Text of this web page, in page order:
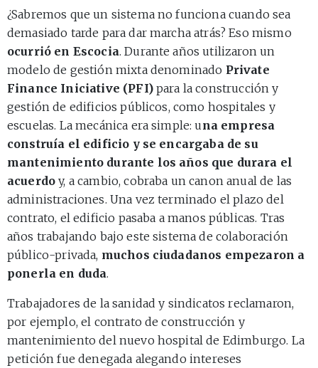
¿Sabremos que un sistema no funciona cuando sea
demasiado tarde para dar marcha atrás? Eso mismo
ocurrió en Escocia. Durante años utilizaron un
modelo de gestión mixta denominado Private
Finance Iniciative (PFI)para la construcción y
gestión de edificios públicos, como hospitales y
escuelas. La mecánica era simple: una empresa
construía el edificio y se encargaba de su
mantenimiento durante los años que durara el
acuerdo y, a cambio, cobraba un canon anual de las
administraciones. Una vez terminado el plazo del
contrato, el edificio pasaba a manos públicas. Tras
años trabajando bajo este sistema de colaboración
público-privada, muchos ciudadanos empezaron a
ponerla en duda.
Trabajadores de la sanidad y sindicatos reclamaron,
por ejemplo, el contrato de construcción y
mantenimiento del nuevo hospital de Edimburgo. La
petición fue denegada alegando intereses